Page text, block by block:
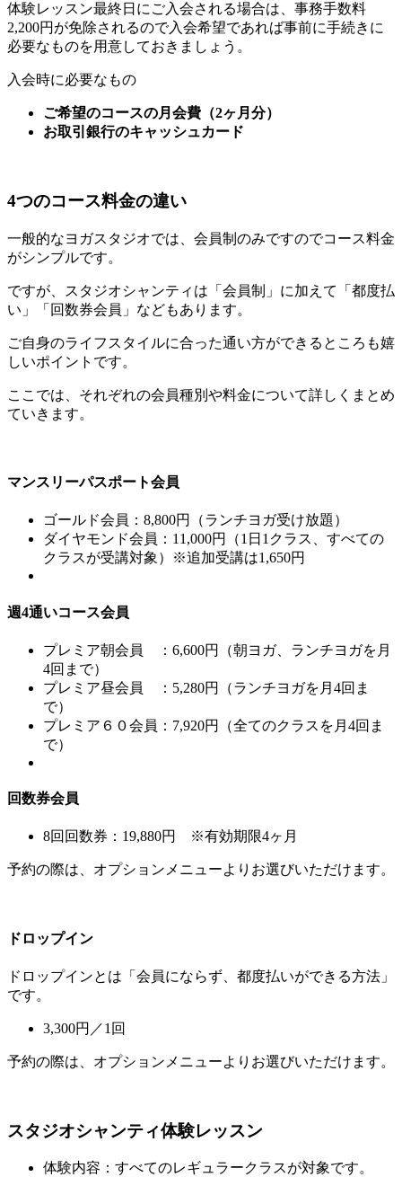
体験レッスン最終日にご入会される場合は、事務手数料
2,200円が免除されるので入会希望であれば事前に手続きに
必要なものを用意しておきましょう。
入会時に必要なもの
ご希望のコースの月会費（2ヶ月分）
お取引銀行のキャッシュカード
4つのコース料金の違い
一般的なヨガスタジオでは、会員制のみですのでコース料金
がシンプルです。
ですが、スタジオシャンティは「会員制」に加えて「都度払
い」「回数券会員」などもあります。
ご自身のライフスタイルに合った通い方ができる ところも嬉
しいポイントです。
ここでは、それぞれの会員種別や料金について詳しくまとめ
ていきます。
マンスリーパスポート会員
ゴールド会員：8,800円（ランチヨガ受け放題）
ダイヤモンド会員：11,000円（1日1クラス、すべての
クラスが受講対象）※追加受講は1,650円
週4通いコース会員
プレミア朝会員 ：6,600円（朝ヨガ、ランチヨガを月
4回まで）
プレミア昼会員 ：5,280円（ランチヨガを月4回ま
で）
プレミア６０会員：7,920円（全てのクラスを月4回ま
で）
回数券会員
8回回数券：19,880円 ※有効期限4ヶ月
予約の際は、オプションメニューよりお選びいただけます。
ドロップイン
ドロップインとは「 会員にならず、都度払いができる方法」
です。
3,300円／1回
予約の際は、オプションメニューよりお選びいただけます。
スタジオシャンティ体験レッスン
体験内容：すべてのレギュラークラスが対象です。